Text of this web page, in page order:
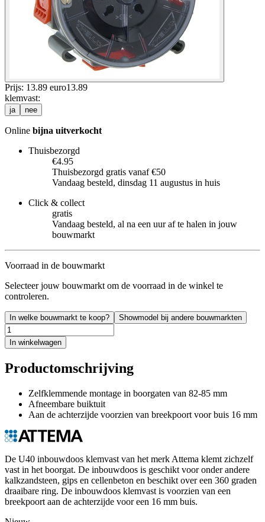
Prijs: 13.89 euro13.89
klemvast:
ja nee
Online bijna uitverkocht
Thuisbezorgd
€4.95
Thuisbezorgd gratis vanaf €50
Vandaag besteld, dinsdag 11 augustus in huis
Click & collect
gratis
Vandaag besteld, al na een uur af te halen in jouw
bouwmarkt
Voorraad in de bouwmarkt
Selecteer jouw bouwmarkt om de voorraad in de winkel te
controleren.
In welke bouwmarkt te koop? Showmodel bij andere bouwmarkten
In winkelwagen
Productomschrijving
Zelfklemmende montage in boorgaten van 82-85 mm
Afneembare buiktuit
Aan de achterzijde voorzien van breekpoort voor buis 16 mm
De U40 inbouwdoos klemvast van het merk Attema klemt zichzelf
vast in het boorgat. De inbouwdoos is geschikt voor onder andere
kalkzandsteen, gips en cellenbeton en beschikt over een 360 graden
draaibare ring. De inbouwdoos klemvast is voorzien van een
breekpoort aan de achterzijde voor een 16 mm buis.